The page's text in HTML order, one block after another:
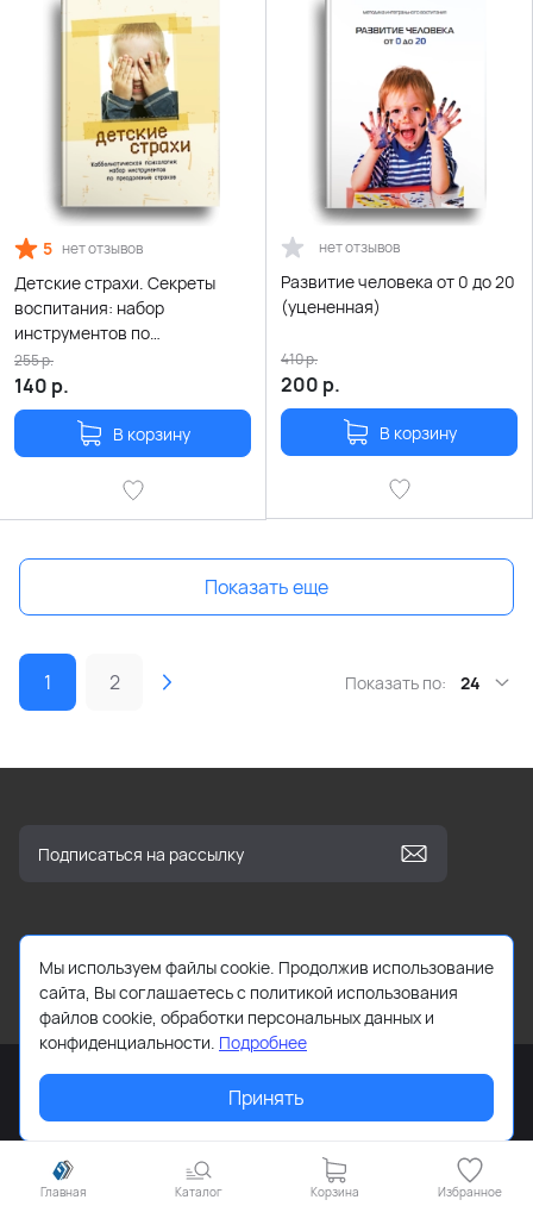
5 нет отзывов
Детские страхи. Секреты
воспитания: набор
инструментов по
преодолению страхов
(уцененная)
140 р.
255р.
В корзину
нет отзывов
Развитие человека от 0 до 20
(уцененная)
200 р.
410р.
В корзину
Показать еще
1 2 Показать по: 24
info@kbooks.ru
2026 © Все права защищены. Работает наReadyScript
Главная Каталог Корзина Избранное
Мы используем файлы cookie. Продолжив использование
сайта, Вы соглашаетесь с политикой использования
файлов cookie, обработки персональных данных и
конфиденциальности. Подробнее
Принять